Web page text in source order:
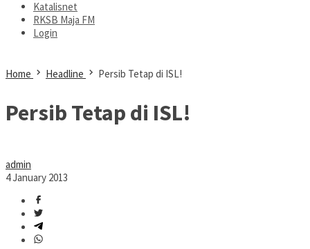
Katalisnet
RKSB Maja FM
Login
Home Headline Persib Tetap di ISL!
Persib Tetap di ISL!
admin
4 January 2013